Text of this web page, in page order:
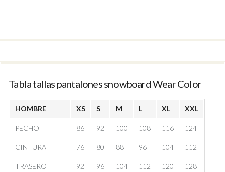
Tabla tallas pantalones snowboard Wear Color
HOMBRE XS S M L XL XXL
PECHO 86 92 100 108 116 124
CINTURA 76 80 88 96 104 112
TRASERO 92 96 104 112 120 128